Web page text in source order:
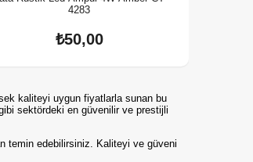
4283
₺50,00
kaliteyi uygun fiyatlarla sunan bu
sektördeki en güvenilir ve prestijli
temin edebilirsiniz. Kaliteyi ve güveni